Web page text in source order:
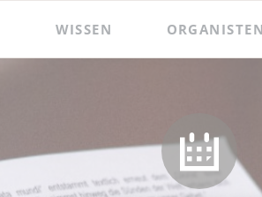
WISSEN
Ladegast-Orgel
Bach in Naumburg
ORGANISTEN
Die
Berühmte Gast-